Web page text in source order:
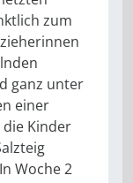
zum
ganz unter
einer
Kinder
Woche 2